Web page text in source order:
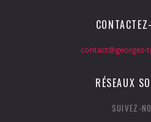
RÉSEAUX
SUIVEZ-